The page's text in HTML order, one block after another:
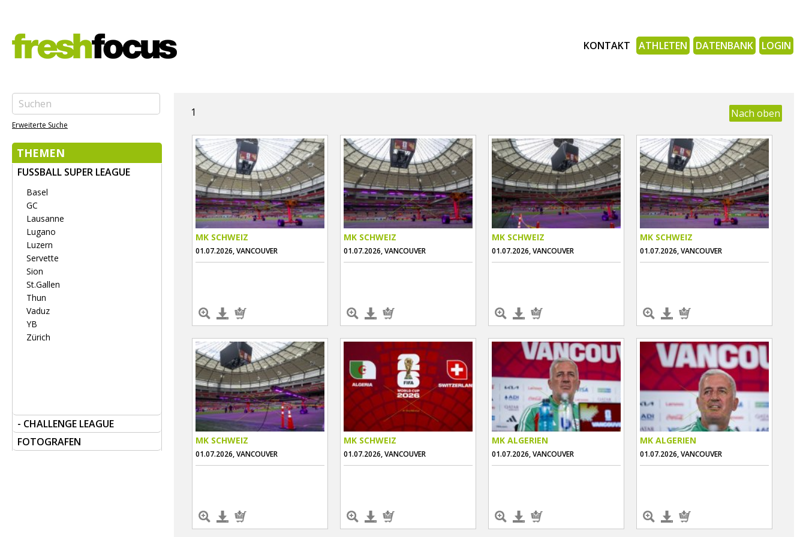
KONTAKT ATHLETEN DATENBANK LOGIN
Erweiterte Suche
THEMEN
FUSSBALL SUPER LEAGUE
Basel
GC
Lausanne
Lugano
Luzern
Servette
Sion
St.Gallen
Thun
Vaduz
YB
Zürich
- CHALLENGE LEAGUE
FOTOGRAFEN
1 Nach oben
MK SCHWEIZ
01.07.2026, VANCOUVER
MK SCHWEIZ
01.07.2026, VANCOUVER
MK SCHWEIZ
01.07.2026, VANCOUVER
MK SCHWEIZ
01.07.2026, VANCOUVER
MK SCHWEIZ
01.07.2026, VANCOUVER
MK SCHWEIZ
01.07.2026, VANCOUVER
MK ALGERIEN
01.07.2026, VANCOUVER
MK ALGERIEN
01.07.2026, VANCOUVER